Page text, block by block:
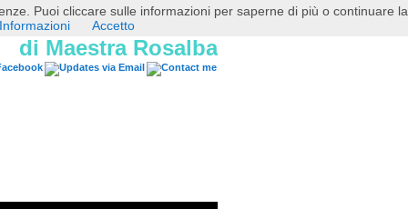
di Maestra Rosalba
Puoi cliccare sulle informazioni per saperne di più o continuare la
Accetto